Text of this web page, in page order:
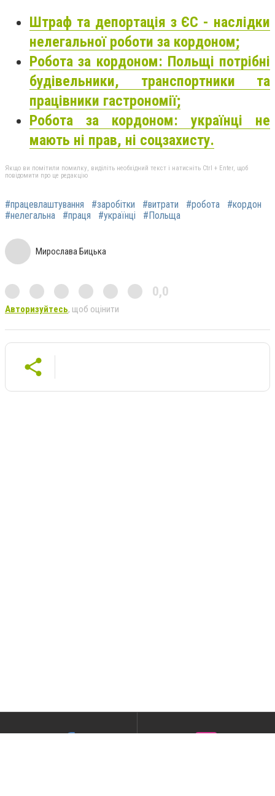
Штраф та депортація з ЄС - наслідки
нелегальної роботи за кордоном;
Робота за кордоном: Польщі потрібні
будівельники, транспортники та
працівники гастрономії;
Робота за кордоном: українці не
мають ні прав, ні соцзахисту.
Якщо ви помітили помилку, виділіть необхідний текст і натисніть Ctrl + Enter, щоб
повідомити про це редакцію
#працевлаштування #заробітки #витрати #робота
#кордон
#нелегальна
#праця #українці #Польща
Мирослава Бицька
0,0
Авторизуйтесь, щоб оцінити